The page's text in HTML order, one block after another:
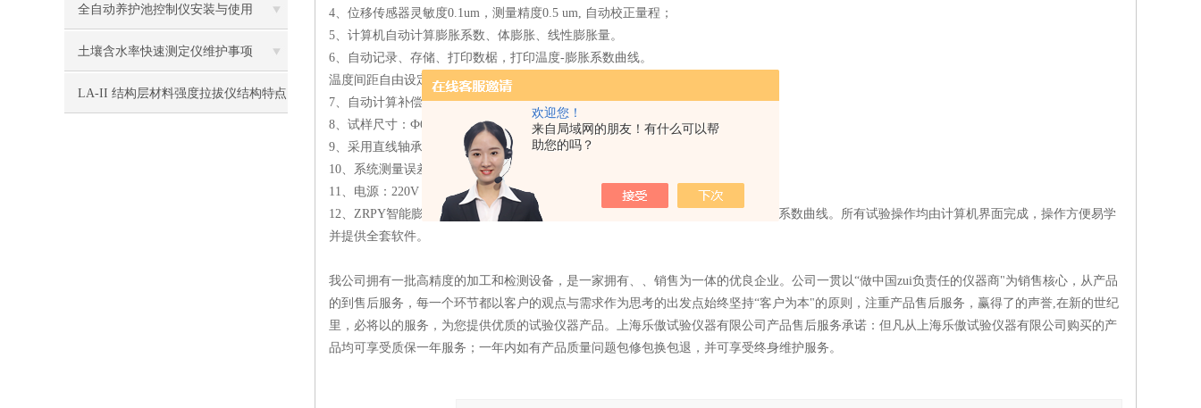
欢迎您！
来自局域网的朋友！有什么可以帮
助您的吗？
全自动养护池控制仪安装与使用
土壤含水率快速测定仪维护事项
LA-II 结构层材料强度拉拔仪结构特点
4、位移传感器灵敏度0.1um，测量精度0.5 um, 自动校正量程；
5、计算机自动计算膨胀系数、体膨胀、线性膨胀量。
6、自动记录、存储、打印数椐，打印温度-膨胀系数曲线。
温度间距自由设定，zui小间距1℃。
7、自动计算补偿系数并自动补偿，也可人工修正。
8、试样尺寸：Ф6～10×50mm、10×10×50mm，
9、采用直线轴承传动，实现膨胀值无磨擦传递，传动精度及重复性*。
10、系统测量误差：±0.1-0.5%。
11、电源：220V，2KW
12、ZRPY智能膨胀仪连计算机自动控温、记录、存储、打印数椐，打印温度-膨胀系数曲线。所有试验操作均由计算机界面完成，操作方便易学
并提供全套软件。
我公司拥有一批高精度的加工和检测设备，是一家拥有、、销售为一体的优良企业。公司一贯以“做中国zui负责任的仪器商"为销售核心，从产品
的到售后服务，每一个环节都以客户的观点与需求作为思考的出发点始终坚持“客户为本"的原则，注重产品售后服务，赢得了的声誉,在新的世纪
里，必将以的服务，为您提供优质的试验仪器产品。上海乐傲试验仪器有限公司产品售后服务承诺：但凡从上海乐傲试验仪器有限公司购买的产
品均可享受质保一年服务；一年内如有产品质量问题包修包换包退，并可享受终身维护服务。